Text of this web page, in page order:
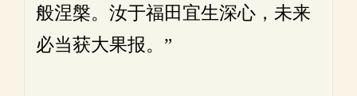
般涅槃。汝于福田宜生深心，未来
必当获大果报。”